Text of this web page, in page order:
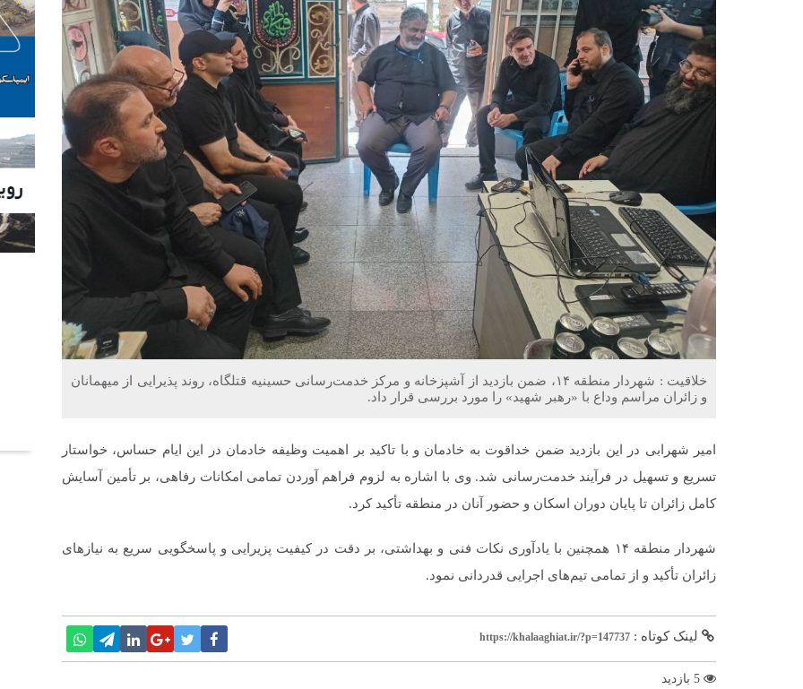
خلاقیت : شهردار منطقه ۱۴، ضمن بازدید از آشپزخانه و مرکز خدمت‌رسانی حسینیه قتلگاه، روند پذیرایی از میهمانان
و زائران مراسم وداع با «رهبر شهید» را مورد بررسی قرار داد.
امیر شهرابی در این بازدید ضمن خداقوت به خادمان و با تاکید بر اهمیت وظیفه خادمان در این ایام حساس، خواستار
تسریع و تسهیل در فرآیند خدمت‌رسانی شد. وی با اشاره به لزوم فراهم آوردن تمامی امکانات رفاهی، بر تأمین آسایش
کامل زائران تا پایان دوران اسکان و حضور آنان در منطقه تأکید کرد.
شهردار منطقه ۱۴ همچنین با یادآوری نکات فنی و بهداشتی، بر دقت در کیفیت پزیرایی و پاسخگویی سریع به نیازهای
زائران تأکید و از تمامی تیم‌های اجرایی قدردانی نمود.
لینک کوتاه : https://khalaaghiat.ir/?p=147737